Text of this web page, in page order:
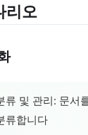
리오
류 및 관리: 문서
류합니다